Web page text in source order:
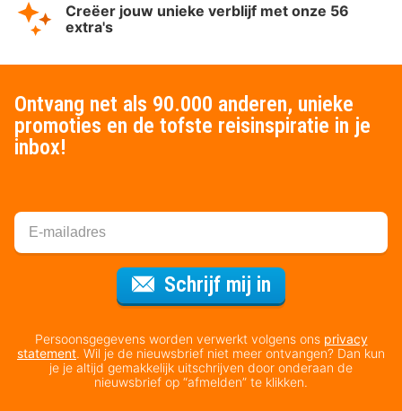
Creëer jouw unieke verblijf met onze 56
extra's
Ontvang net als 90.000 anderen, unieke
promoties en de tofste reisinspiratie in je
inbox!
Schrijf mij in
Persoonsgegevens worden verwerkt volgens ons privacy
statement. Wil je de nieuwsbrief niet meer ontvangen? Dan kun
je je altijd gemakkelijk uitschrijven door onderaan de
nieuwsbrief op “afmelden” te klikken.